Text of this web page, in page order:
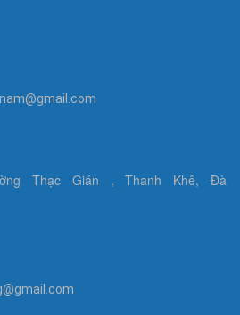
Thạc Gián , Thanh Khê, Đà